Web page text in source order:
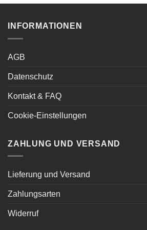
INFORMATIONEN
AGB
Datenschutz
Kontakt & FAQ
Cookie-Einstellungen
ZAHLUNG UND VERSAND
Lieferung und Versand
Zahlungsarten
Widerruf